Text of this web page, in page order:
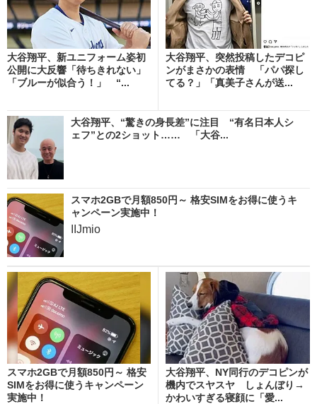
大谷翔平、新ユニフォーム姿初
公開に大反響「待ちきれない」
「ブルーが似合う！」 “...
大谷翔平、突然投稿したデコピ
ンがまさかの表情 「パパ探し
てる？」「真美子さんが送...
大谷翔平、“驚きの身長差”に注目 “有名日本人シ
ェフ”との2ショット…… 「大谷...
スマホ2GBで月額850円～ 格安SIMをお得に使うキ
ャンペーン実施中！
IIJmio
スマホ2GBで月額850円～ 格安
SIMをお得に使うキャンペーン
実施中！
大谷翔平、NY同行のデコピンが
機内でスヤスヤ しょんぼり→
かわいすぎる寝顔に「愛...